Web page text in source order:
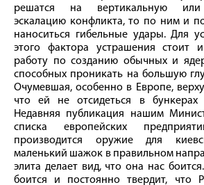
решатся на вертикальную или
эскалацию конфликта, то по ним и
наноситься гибельные удары. Для
этого фактора устрашения стоит
работу по созданию обычных и
способных проникать на большую
Очумевшая, особенно в Европе,
что ей не отсидеться в бункерах
Недавняя публикация нашим
списка европейских
производится оружие для
маленький шажок в правильном
элита делает вид, что она нас
боится и постоянно твердит, что